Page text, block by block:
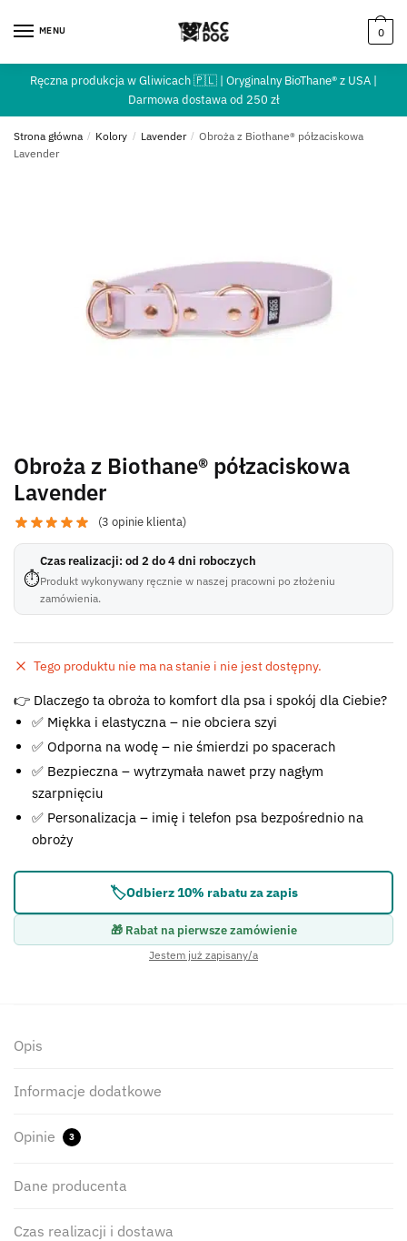
MENU 0
Ręczna produkcja w Gliwicach 🇵🇱 | Oryginalny BioThane® z USA |
Darmowa dostawa od 250 zł
Strona główna / Kolory / Lavender / Obroża z Biothane® półzaciskowa
Lavender
Obroża z Biothane® półzaciskowa
Lavender
(3 opinie klienta)
⏱
Czas realizacji: od 2 do 4 dni roboczych
Produkt wykonywany ręcznie w naszej pracowni po złożeniu
zamówienia.
Tego produktu nie ma na stanie i nie jest dostępny.
Błąd:Brak formularza kontaktowego.
👉 Dlaczego ta obroża to komfort dla psa i spokój dla Ciebie?
✅ Miękka i elastyczna – nie obciera szyi
✅ Odporna na wodę – nie śmierdzi po spacerach
✅ Bezpieczna – wytrzymała nawet przy nagłym
szarpnięciu
✅ Personalizacja – imię i telefon psa bezpośrednio na
obroży
🏷️Odbierz 10% rabatu za zapis
🎁 Rabat na pierwsze zamówienie
Jestem już zapisany/a
Opis
Informacje dodatkowe
Opinie 3
Dane producenta
Czas realizacji i dostawa